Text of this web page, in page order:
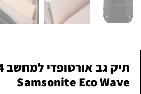
Samsonite Eco Wave